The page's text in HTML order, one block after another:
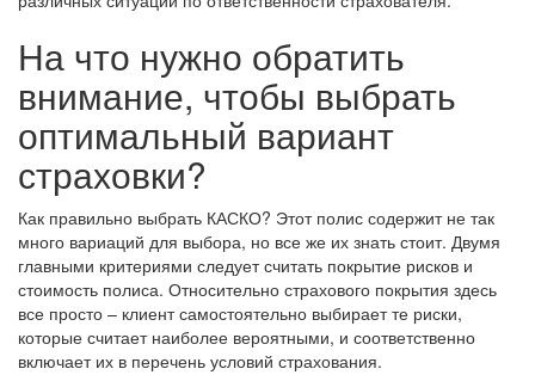
На что нужно обратить
внимание, чтобы выбрать
оптимальный вариант
страховки?
Как правильно выбрать КАСКО? Этот полис содержит не так
много вариаций для выбора, но все же их знать стоит. Двумя
главными критериями следует считать покрытие рисков и
стоимость полиса. Относительно страхового покрытия здесь
все просто – клиент самостоятельно выбирает те риски,
которые считает наиболее вероятными, и соответственно
включает их в перечень условий страхования.